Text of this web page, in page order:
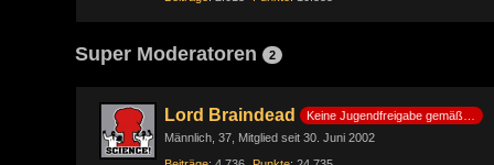
Super Moderatoren 2
Lord Braindead
Keine Jugendfreigabe gemäß §14 JuSchG
Männlich 37
Mitglied seit 30. Juni 2002